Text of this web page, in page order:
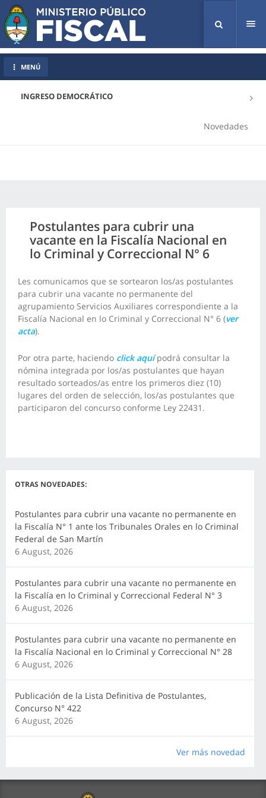
INGRESO DEMOCRÁTICO
Novedades
MENÚ
Postulantes para cubrir una
vacante en la Fiscalía Nacional en
lo Criminal y Correccional N° 6
Les comunicamos que se sortearon los/as postulantes
para cubrir una vacante no permanente del
agrupamiento Servicios Auxiliares correspondiente a la
Fiscalía Nacional en lo Criminal y Correccional N° 6 (ver
acta).
Por otra parte, haciendo click aquí podrá consultar la
nómina integrada por los/as postulantes que hayan
resultado sorteados/as entre los primeros diez (10)
lugares del orden de selección, los/as postulantes que
participaron del concurso conforme Ley 22431.
OTRAS NOVEDADES:
Postulantes para cubrir una vacante no permanente en
la Fiscalía N° 1 ante los Tribunales Orales en lo Criminal
Federal de San Martín
6 August, 2026
Postulantes para cubrir una vacante no permanente en
la Fiscalía en lo Criminal y Correccional Federal N° 3
6 August, 2026
Postulantes para cubrir una vacante no permanente en
la Fiscalía Nacional en lo Criminal y Correccional N° 28
6 August, 2026
Publicación de la Lista Definitiva de Postulantes,
Concurso N° 422
6 August, 2026
Ver más novedad